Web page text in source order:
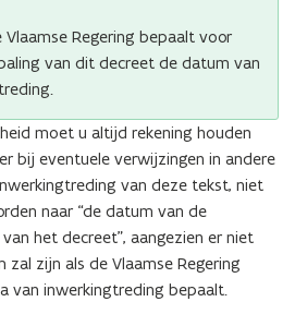
Vlaamse Regering bepaalt voor
van dit decreet de datum van
moet u altijd rekening houden
bij eventuele verwijzingen in andere
van deze tekst, niet
naar “de datum van de
het decreet”, aangezien er niet
zal zijn als de Vlaamse Regering
van inwerkingtreding bepaalt.